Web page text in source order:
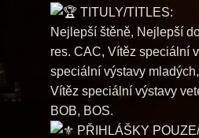
TITULY/TITLES:
Nejlepší štěně, Nejlepší
res. CAC, Vítěz speciální
speciální výstavy mladých,
Vítěz speciální výstavy
BOB, BOS.
PŘIHLÁŠKY